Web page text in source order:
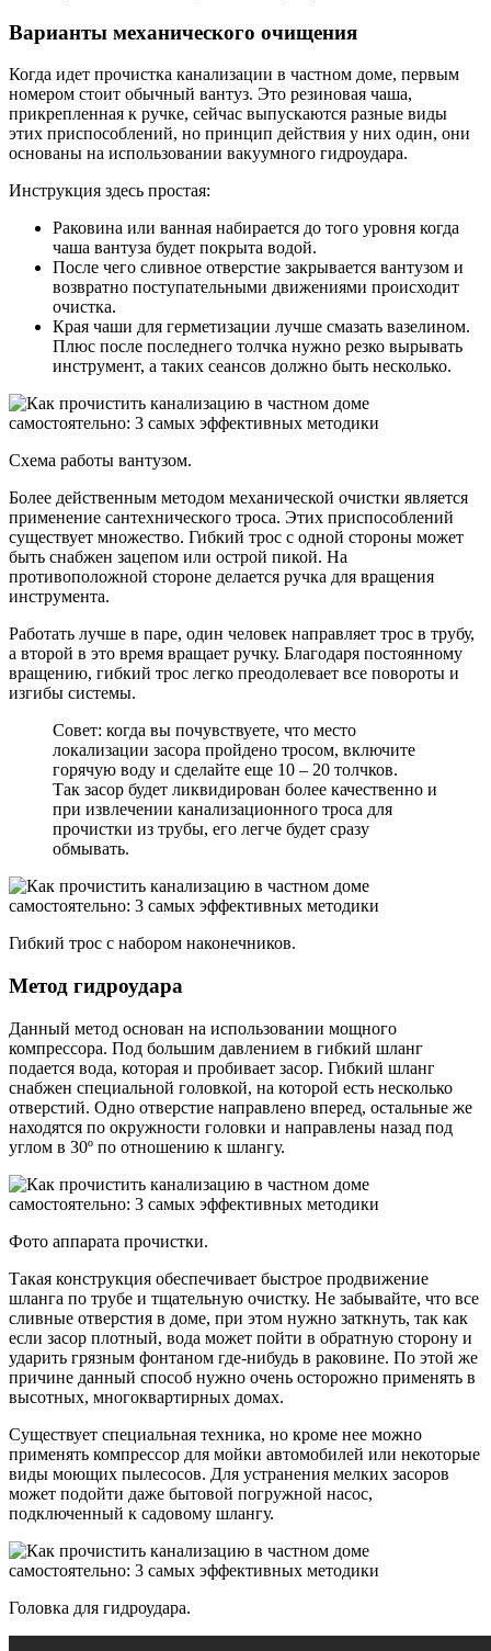
Варианты механического очищения
Когда идет прочистка канализации в частном доме, первым
номером стоит обычный вантуз. Это резиновая чаша,
прикрепленная к ручке, сейчас выпускаются разные виды
этих приспособлений, но принцип действия у них один, они
основаны на использовании вакуумного гидроудара.
Инструкция здесь простая:
Раковина или ванная набирается до того уровня когда
чаша вантуза будет покрыта водой.
После чего сливное отверстие закрывается вантузом и
возвратно поступательными движениями происходит
очистка.
Края чаши для герметизации лучше смазать вазелином.
Плюс после последнего толчка нужно резко вырывать
инструмент, а таких сеансов должно быть несколько.
Схема работы вантузом.
Более действенным методом механической очистки является
применение сантехнического троса. Этих приспособлений
существует множество. Гибкий трос с одной стороны может
быть снабжен зацепом или острой пикой. На
противоположной стороне делается ручка для вращения
инструмента.
Работать лучше в паре, один человек направляет трос в трубу,
а второй в это время вращает ручку. Благодаря постоянному
вращению, гибкий трос легко преодолевает все повороты и
изгибы системы.
Совет: когда вы почувствуете, что место
локализации засора пройдено тросом, включите
горячую воду и сделайте еще 10 – 20 толчков.
Так засор будет ликвидирован более качественно и
при извлечении канализационного троса для
прочистки из трубы, его легче будет сразу
обмывать.
Гибкий трос с набором наконечников.
Метод гидроудара
Данный метод основан на использовании мощного
компрессора. Под большим давлением в гибкий шланг
подается вода, которая и пробивает засор. Гибкий шланг
снабжен специальной головкой, на которой есть несколько
отверстий. Одно отверстие направлено вперед, остальные же
находятся по окружности головки и направлены назад под
углом в 30º по отношению к шлангу.
Фото аппарата прочистки.
Такая конструкция обеспечивает быстрое продвижение
шланга по трубе и тщательную очистку. Не забывайте, что все
сливные отверстия в доме, при этом нужно заткнуть, так как
если засор плотный, вода может пойти в обратную сторону и
ударить грязным фонтаном где-нибудь в раковине. По этой же
причине данный способ нужно очень осторожно применять в
высотных, многоквартирных домах.
Существует специальная техника, но кроме нее можно
применять компрессор для мойки автомобилей или некоторые
виды моющих пылесосов. Для устранения мелких засоров
может подойти даже бытовой погружной насос,
подключенный к садовому шлангу.
Головка для гидроудара.